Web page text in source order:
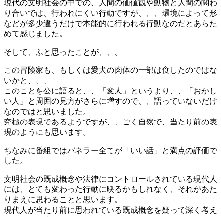
現代の文明社会の中での、人間の価値観や動物と人間の関わ
り合いでは、行われにくい行動ですが、、、環境によって形
などが多少違うだけで本能的に行われる行動なのだとあらた
めて感じました。
そして、ふと思ったことが、、、
この冒険家も、もしくは愛犬の肉体の一部は食したのではな
いかと、、、
このことを公に語ると、、「変人」というより、、「おかし
い人」と周囲の見方がさらに増すので、、語っていないだけ
なのではと思いました。
究極の表現であるようですが、、ごく自然で、当たり前の表
現のようにも思います。
ちなみに番組ではパネラー全てが「いい話」と満点の評価で
した。
文明社会の既成概念や法律にコントロールされている現代人
には、とても変わった行動に映るかもしれなく、それがあた
りまえに思わることと思います。
現代人が当たり前に思われている既成概念を疑って深く考え